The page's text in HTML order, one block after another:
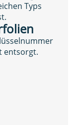
Typs
entsorgt.